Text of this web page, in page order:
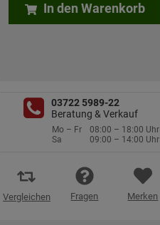
In den Warenkorb
03722 5989-22
Beratung & Verkauf
Mo – Fr
08:00 – 18:00 Uhr
Sa
09:00 – 14:00 Uhr
Vergleichen Fragen Merken